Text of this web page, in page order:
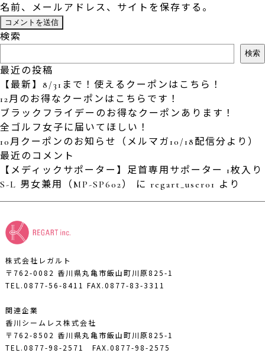
名前、メールアドレス、サイトを保存する。
検索
検索
最近の投稿
【最新】8/31まで！使えるクーポンはこちら！
12月のお得なクーポンはこちらです！
ブラックフライデーのお得なクーポンあります！
全ゴルフ女子に届いてほしい！
10月クーポンのお知らせ（メルマガ10/18配信分より）
最近のコメント
【メディックサポーター】足首専用サポーター 1枚入り
S-L 男女兼用（MP-SP602）
に regart_user01 より
株式会社レガルト
〒762-0082 香川県丸亀市飯山町川原825-1
TEL.0877-56-8411 FAX.0877-83-3311
関連企業
香川シームレス株式会社
〒762-8502 香川県丸亀市飯山町川原825-1
TEL.0877-98-2571
FAX.0877-98-2575